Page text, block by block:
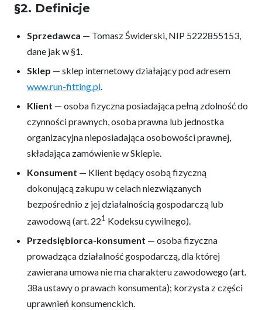
§2. Definicje
Sprzedawca — Tomasz Świderski, NIP 5222855153,
dane jak w §1.
Sklep — sklep internetowy działający pod adresem
www.run-fitting.pl
Klient — osoba fizyczna posiadająca pełną zdolność do
czynności prawnych, osoba prawna lub jednostka
organizacyjna nieposiadająca osobowości prawnej,
składająca zamówienie w Sklepie.
Konsument — Klient będący osobą fizyczną
dokonującą zakupu w celach niezwiązanych
bezpośrednio z jej działalnością gospodarczą lub
zawodową (art. 221 Kodeksu cywilnego).
Przedsiębiorca-konsument — osoba fizyczna
prowadząca działalność gospodarczą, dla której
zawierana umowa nie ma charakteru zawodowego (art.
38a ustawy o prawach konsumenta); korzysta z części
uprawnień konsumenckich.